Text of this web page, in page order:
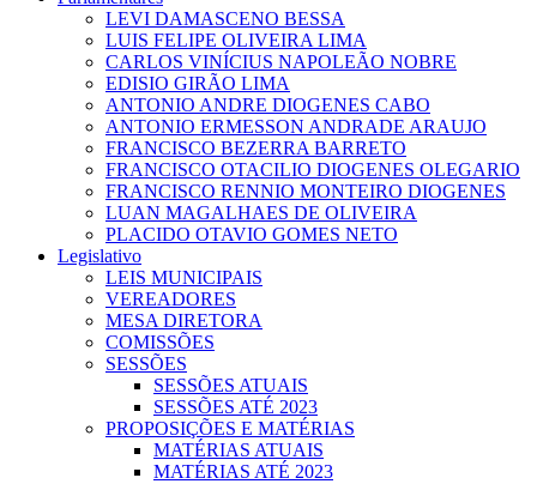
LEVI DAMASCENO BESSA
LUIS FELIPE OLIVEIRA LIMA
CARLOS VINÍCIUS NAPOLEÃO NOBRE
EDISIO GIRÃO LIMA
ANTONIO ANDRE DIOGENES CABO
ANTONIO ERMESSON ANDRADE ARAUJO
FRANCISCO BEZERRA BARRETO
FRANCISCO OTACILIO DIOGENES OLEGARIO
FRANCISCO RENNIO MONTEIRO DIOGENES
LUAN MAGALHAES DE OLIVEIRA
PLACIDO OTAVIO GOMES NETO
Legislativo
LEIS MUNICIPAIS
VEREADORES
MESA DIRETORA
COMISSÕES
SESSÕES
SESSÕES ATUAIS
SESSÕES ATÉ 2023
PROPOSIÇÕES E MATÉRIAS
MATÉRIAS ATUAIS
MATÉRIAS ATÉ 2023